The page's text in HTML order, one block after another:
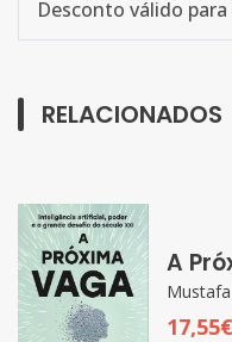
Desconto válido para
RELACIONADOS
A
17,55€